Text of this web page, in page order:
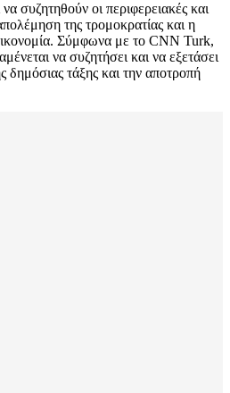
συζητηθούν οι περιφερειακές και
της τρομοκρατίας και η
Σύμφωνα με το CNN Turk,
να συζητήσει και να εξετάσει
δημόσιας τάξης και την αποτροπή